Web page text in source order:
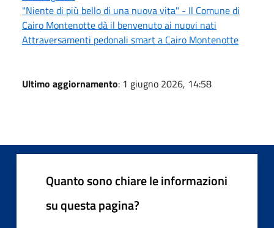
"Niente di più bello di una nuova vita" - Il Comune di
Cairo Montenotte dà il benvenuto ai nuovi nati
Attraversamenti pedonali smart a Cairo Montenotte
Ultimo aggiornamento: 1 giugno 2026, 14:58
Quanto sono chiare le informazioni
su questa pagina?